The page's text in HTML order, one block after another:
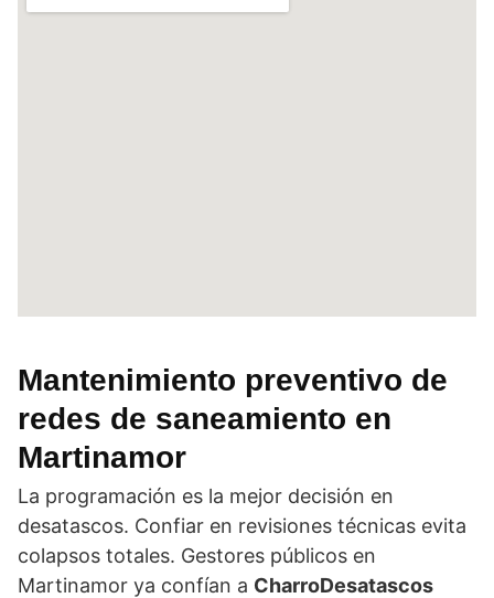
Mantenimiento preventivo de
redes de saneamiento en
Martinamor
La programación es la mejor decisión en
desatascos. Confiar en revisiones técnicas evita
colapsos totales. Gestores públicos en
Martinamor ya confían a CharroDesatascos